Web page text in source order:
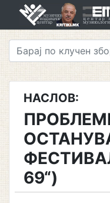
НАСЛОВ:
69“)